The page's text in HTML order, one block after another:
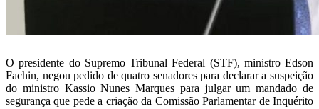
O presidente do Supremo Tribunal Federal (STF), ministro Edson
Fachin, negou pedido de quatro senadores para declarar a suspeição
do ministro Kassio Nunes Marques para julgar um mandado de
segurança que pede a criação da Comissão Parlamentar de Inquérito